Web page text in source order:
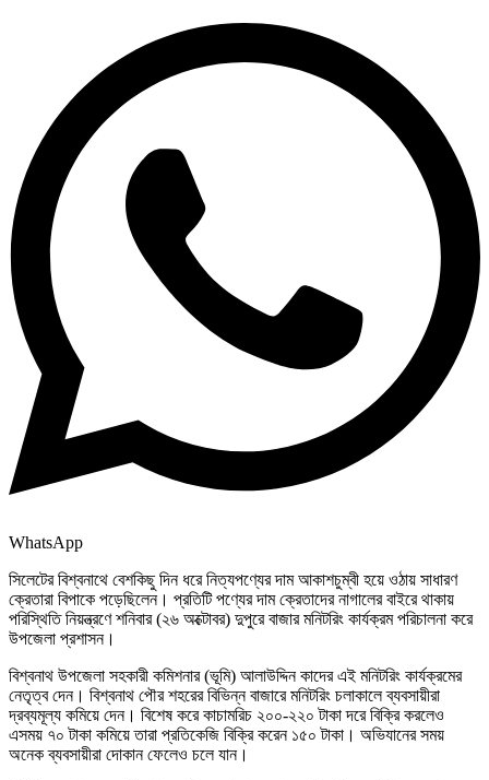
WhatsApp
সিলেটের বিশ্বনাথে বেশকিছু দিন ধরে নিত্যপণ্যের দাম আকাশচুম্বী হয়ে ওঠায় সাধারণ
ক্রেতারা বিপাকে পড়েছিলেন। প্রতিটি পণ্যের দাম ক্রেতাদের নাগালের বাইরে থাকায়
পরিস্থিতি নিয়ন্ত্রণে শনিবার (২৬ অক্টোবর) দুপুরে বাজার মনিটরিং কার্যক্রম পরিচালনা করে
উপজেলা প্রশাসন।
বিশ্বনাথ উপজেলা সহকারী কমিশনার (ভূমি) আলাউদ্দিন কাদের এই মনিটরিং কার্যক্রমের
নেতৃত্ব দেন। বিশ্বনাথ পৌর শহরের বিভিন্ন বাজারে মনিটরিং চলাকালে ব্যবসায়ীরা
দ্রব্যমূল্য কমিয়ে দেন। বিশেষ করে কাচামরিচ ২০০-২২০ টাকা দরে বিক্রি করলেও
এসময় ৭০ টাকা কমিয়ে তারা প্রতিকেজি বিক্রি করেন ১৫০ টাকা। অভিযানের সময়
অনেক ব্যবসায়ীরা দোকান ফেলেও চলে যান।